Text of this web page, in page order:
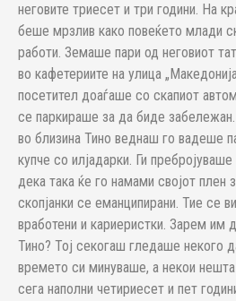
неговите триесет и три години. На
беше мрзлив како повеќето млади
работи. Земаше пари од неговиот
во кафетериите на улица
посетител доаѓаше со скапиот
се паркираше за да биде
во близина Тино веднаш го вадеше
купче со илјадарки. Ги
дека така ќе го намами својот плен
скопјанки се еманципирани. Тие се
вработени и кариеристки. Зарем им
Тино? Тој секогаш гледаше некого
времето си минуваше, а некои
сега наполни четириесет и пет